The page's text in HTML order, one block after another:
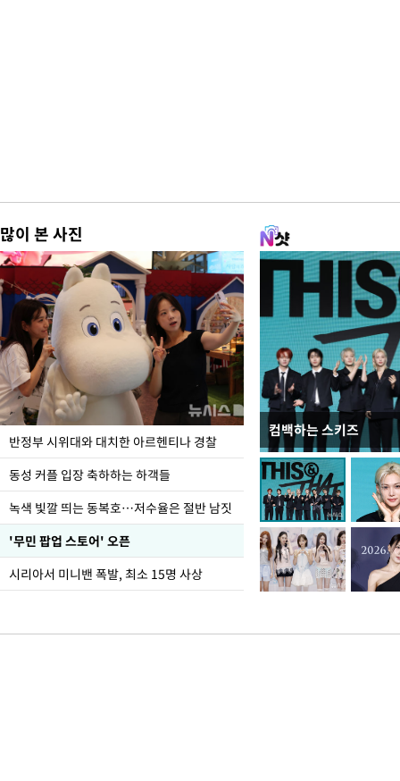
많이 본 사진
반정부 시위대와 대치한 아르헨티나 경찰
동성 커플 입장 축하하는 하객들
녹색 빛깔 띄는 동복호…저수율은 절반 남짓
'무민 팝업 스토어' 오픈
시리아서 미니밴 폭발, 최소 15명 사상
컴백하는 스키즈
이 대통령, 軍 장성 진
여